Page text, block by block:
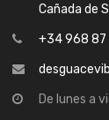
Cañada de
+34 968 87
De lunes a